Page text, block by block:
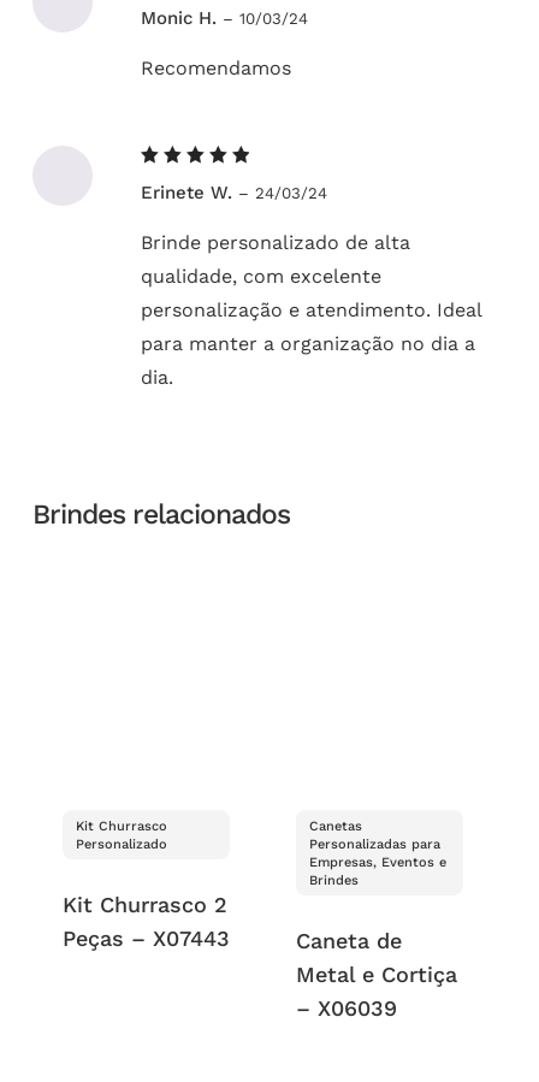
5de 5
Monic H. – 10/03/24
Recomendamos
5de 5
Erinete W. – 24/03/24
Brinde personalizado de alta
qualidade, com excelente
personalização e atendimento. Ideal
para manter a organização no dia a
dia.
Brindes relacionados
Kit Churrasco
Personalizado
Kit Churrasco 2
Peças – X07443
Canetas
Personalizadas para
Empresas, Eventos e
Brindes
Caneta de
Metal e Cortiça
– X06039